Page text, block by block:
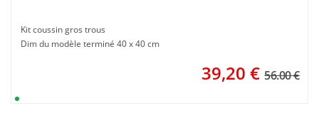
Kit coussin gros trous
Dim du modèle terminé 40 x 40 cm
39,20 € 56.00 €